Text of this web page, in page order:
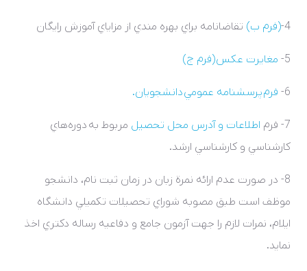
4- (فرم ب) تقاضانامه براي بهره­ مندي از مزاياي آموزش رايگان
5- مغايرت عکس (فرم ج)
6- فرم پرسشنامه عمومي دانشجويان.
7- فرم اطلاعات و آدرس محل تحصيل مربوط به دوره‌هاي
کارشناسي و کارشناسي ارشد.
8- در صورت عدم ارائه نمرة زبان در زمان ثبت ­نام، دانشجو
موظف است طبق مصوبه شوراي تحصيلات تکميلي دانشگاه
ايلام، نمرات لازم را جهت آزمون جامع و دفاعيه رساله دکتري اخذ
نمايد.